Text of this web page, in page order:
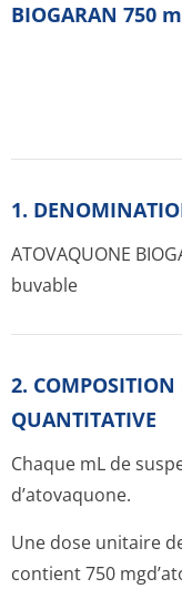
BIOGARAN 750
1.
ATOVAQUONE
buvable
2. COMPOSITION
QUANTITATIVE
Chaque mL de
d’atovaquone.
Une dose unitaire
contient 750